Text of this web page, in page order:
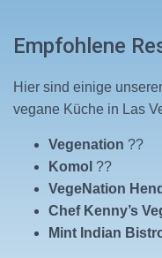
Empfohlene
Hier sind einige
vegane Küche in Las
Vegenation ??️
Komol ??
VegeNation
Chef Kenny’s
Mint Indian